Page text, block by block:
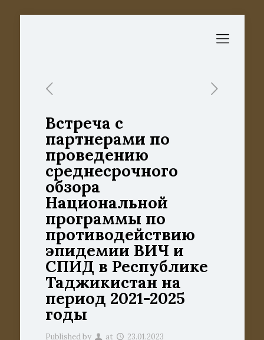
Встреча с
партнерами по
проведению
среднесрочного
обзора
Национальной
программы по
противодействию
эпидемии ВИЧ и
СПИД в Республике
Таджикистан на
период 2021-2025
годы
Published by at 23.01.2023